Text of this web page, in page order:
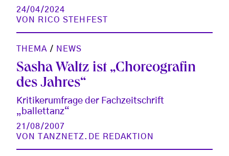
24/04/2024
VON
RICO STEHFEST
THEMA / NEWS
Sasha Waltz ist „Choreografin
des Jahres“
Kritikerumfrage der Fachzeitschrift
„ballettanz“
21/08/2007
VON
TANZNETZ.DE REDAKTION